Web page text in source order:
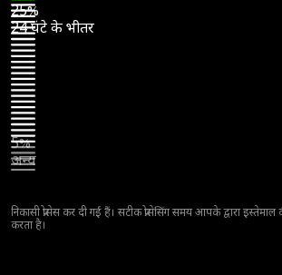
25%
24 घंटे के भीतर
5%
अन्य
निकासी प्रोसेस कर दी गई हैं। सटीक प्रोसेसिंग समय आपके द्वारा इस्तेमाल
करता है।